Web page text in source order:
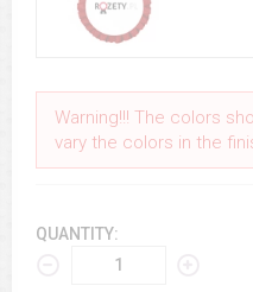
Warning!!! The colors
vary the colors in the
QUANTITY: